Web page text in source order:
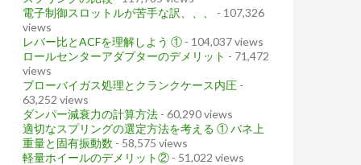
電子制御スロットルが苦手な訳、、、
- 107,326
views
レバー比とACFを理解しよう ① - 104,037 views
ロールセンターアダプターのデメリット - 71,472
views
ブローバイガス処理とクランクケース内圧 -
63,252 views
ダンパー減衰力の計算方法 - 60,290 views
適切なスプリングの選定方法を考える ① バネ上
重量と固有振動数 - 58,575 views
軽量ホイールのデメリット② - 51,022 views